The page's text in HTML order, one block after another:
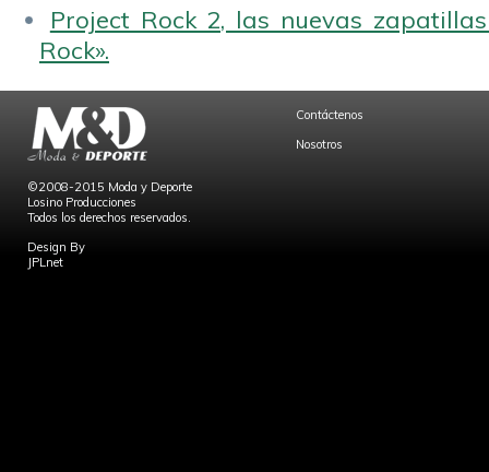
Project Rock 2, las nuevas
Rock».
©2008-2015 Moda y Deporte
Losino Producciones
Todos los derechos reservados.
Design By
JPLnet
Contáctenos
Nosotros